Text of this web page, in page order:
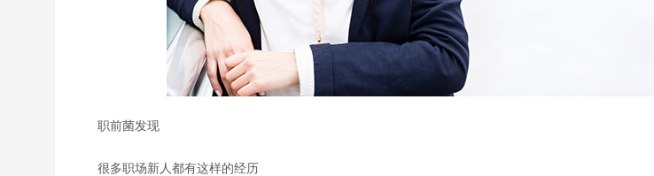
职前菌发现
很多职场新人都有这样的经历